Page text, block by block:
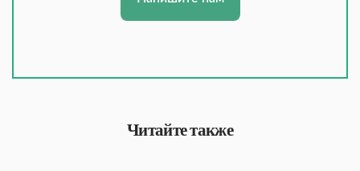
Читайте также